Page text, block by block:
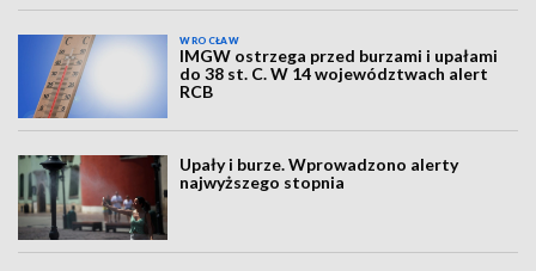
WROCŁAW
IMGW ostrzega przed burzami i upałami
do 38 st. C. W 14 województwach alert
RCB
Upały i burze. Wprowadzono alerty
najwyższego stopnia